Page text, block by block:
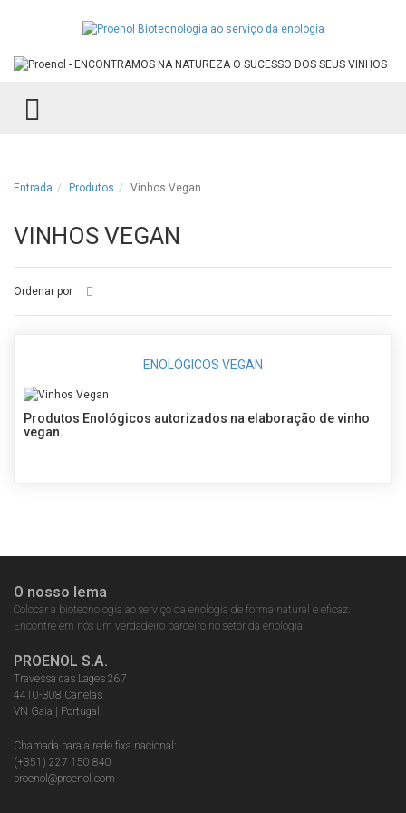
TOGGLE MENU
Entrada Produtos Vinhos Vegan
VINHOS VEGAN
Ordenar por
ENOLÓGICOS VEGAN
Produtos Enológicos autorizados na elaboração de vinho
vegan.
O nosso lema
Colocar a biotecnologia ao serviço da enologia de forma natural e eficaz.
Encontre em nós um verdadeiro parceiro no setor da enologia.
PROENOL S.A.
Travessa das Lages 267
4410-308 Canelas
VN Gaia | Portugal
Chamada para a rede fixa nacional:
(+351) 227 150 840
proenol@proenol.com